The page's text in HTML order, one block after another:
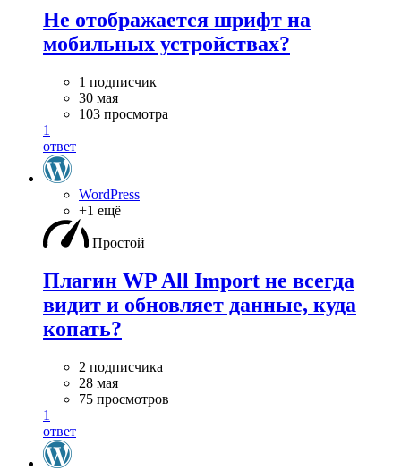
Не отображается шрифт на
мобильных устройствах?
1 подписчик
30 мая
103 просмотра
1
ответ
WordPress
+1 ещё
Простой
Плагин WP All Import не всегда
видит и обновляет данные, куда
копать?
2 подписчика
28 мая
75 просмотров
1
ответ